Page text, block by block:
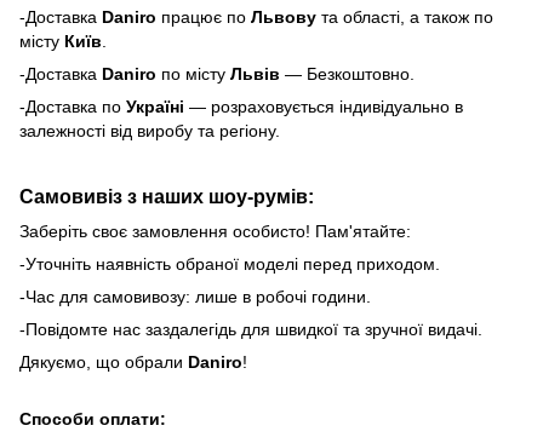
-Доставка Daniro працює по Львову та області, а також по
місту Київ
-Доставка Daniro по місту Львів — Безкоштовно.
-Доставка по Україні — розраховується індивідуально в
залежності від виробу та регіону.
Самовивіз з наших шоу-румів:
Заберіть своє замовлення особисто! Пам'ятайте:
-Уточніть наявність обраної моделі перед приходом.
-Час для самовивозу: лише в робочі години.
-Повідомте нас заздалегідь для швидкої та зручної видачі.
Дякуємо, що обрали Daniro!
Способи оплати: